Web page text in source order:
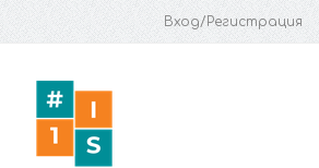
Вход/Регистрация